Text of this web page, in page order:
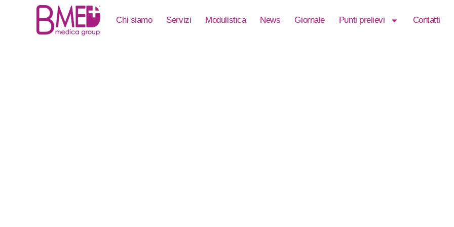
Chi siamo Servizi Modulistica News Giornale Punti prelievi Contatti